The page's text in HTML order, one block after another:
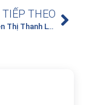
TIẾP THEO
BSCKII Nguyễn Thị Thanh Lý – Người “gác cổng” vững vàng trên mặt trận chống dịch bệnh truyền nhiễm